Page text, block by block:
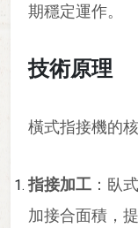
期穩定運作。
技術原理
橫式指接機的
指接加工 ：臥
加接合面積，